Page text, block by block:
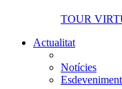
TOUR
Actualitat
Notícies